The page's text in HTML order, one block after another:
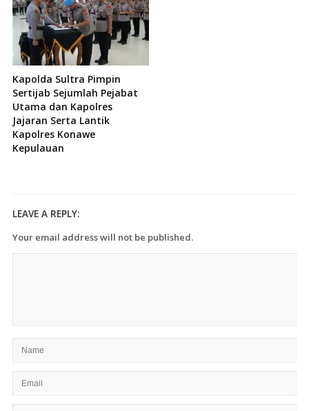
Kapolda Sultra Pimpin
Sertijab Sejumlah Pejabat
Utama dan Kapolres
Jajaran Serta Lantik
Kapolres Konawe
Kepulauan
LEAVE A REPLY:
Your email address will not be published.